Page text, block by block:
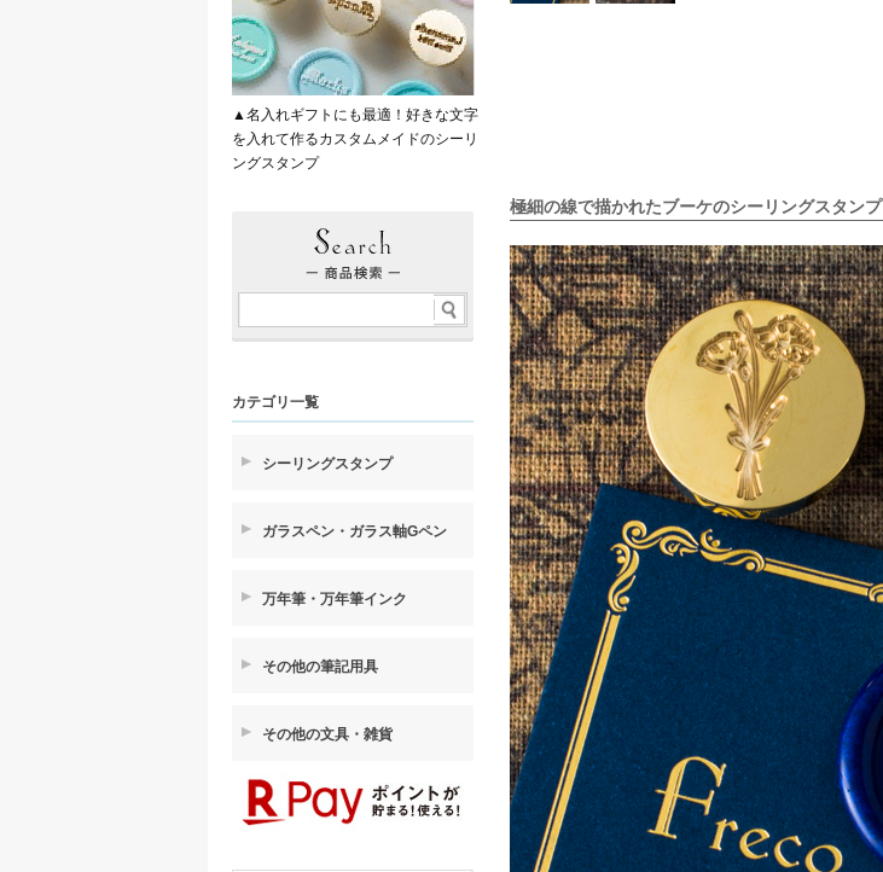
極細の線で描かれたブーケのシーリングスタンプ
▲名入れギフトにも最適！好きな文字
を入れて作るカスタムメイドのシーリ
ングスタンプ
カテゴリ一覧
シーリングスタンプ
ガラスペン・ガラス軸Gペン
万年筆・万年筆インク
その他の筆記用具
その他の文具・雑貨